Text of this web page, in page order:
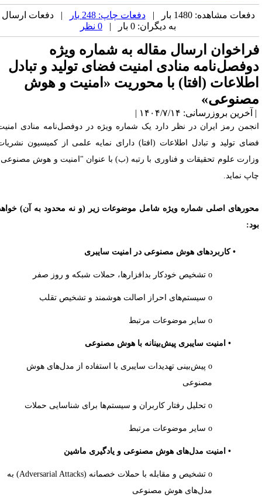
دفعات مشاهده: 1480 بار | دفعات چاپ: 248 بار
| دفعات ارسال
به دیگران: 0 بار |
ارسال مقاله به شماره ویژه
منادی امنیت فضای تولید و تبادل
(افتا) با محوریت «امنیت و هوش
بروزرسانی: ۱۴۰۴/۷/۱۴ |
رمز ایران در نظر دارد یک شماره ویژه در دوفصل‌نامه منادی امنیت
تولید و تبادل اطلاعات (افتا) دارای نمایه علمی از کمیسیون نشریات
علوم تحقیقات و فناوری با رتبه (ب) با عنوان "امنیت و هوش مصنوعی"
نماید.
اصلی شماره ویژه شامل موضوعات زیر (و نه محدود به آن) خواهد
• کاربردهای هوش مصنوعی در امنیت سایبری
• امنیت سایبری پیش‌بینانه با هوش مصنوعی
o پیش‌بینی تهدیدات سایبری با استفاده از مدل‌های هوش
مصنوعی
• امنیت مدل‌های هوش مصنوعی و یادگیری ماشین
(Adversarial Attacks) به
مدل‌های هوش مصنوعی